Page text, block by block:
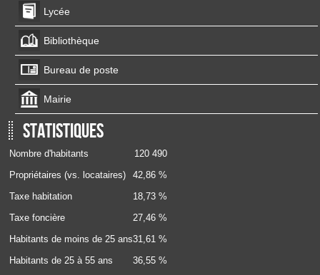
Lycée
Bibliothèque
Bureau de poste
Mairie
Statistiques
Nombre d'habitants
120 490
Propriétaires (vs. locataires)
42,86 %
Taxe habitation
18,73 %
Taxe foncière
27,46 %
Habitants de moins de 25 ans31,61 %
Habitants de 25 à 55 ans
36,55 %